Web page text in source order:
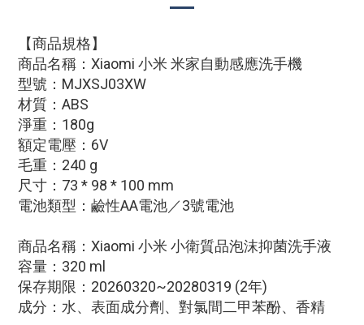
【商品規格】
商品名稱：Xiaomi 小米 米家自動感應洗手機
型號：MJXSJ03XW
材質：ABS
淨重：180g
額定電壓：6V
毛重：240 g
尺寸：73 * 98 * 100 mm
電池類型：鹼性AA電池／3號電池
商品名稱：Xiaomi 小米 小衛質品泡沫抑菌洗手液
容量：320 ml
保存期限：20260320~20280319 (2年)
成分：水、表面成分劑、對氯間二甲苯酚、香精